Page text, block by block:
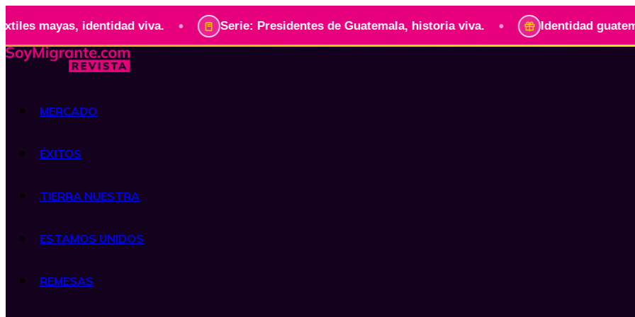
identidad viva. • Serie: Presidentes de Guatemala, historia viva. • Identidad guatemalteca
MERCADO
ÉXITOS
TIERRA NUESTRA
ESTAMOS UNIDOS
REMESAS